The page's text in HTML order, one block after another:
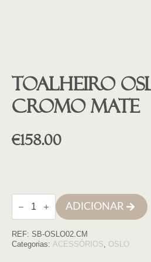
Toalheiro
CROMO MATE
€158.00
Quantidade
de
Toalheiro
60cm
CROMO
ADICIONAR
REF: SB-OSLO02.CM
Categorias: ACESSÓRIOS, OSLO